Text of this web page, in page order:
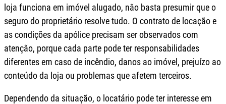
loja funciona em imóvel alugado, não basta presumir que o
seguro do proprietário resolve tudo. O contrato de locação e
as condições da apólice precisam ser observados com
atenção, porque cada parte pode ter responsabilidades
diferentes em caso de incêndio, danos ao imóvel, prejuízo ao
conteúdo da loja ou problemas que afetem terceiros.
Dependendo da situação, o locatário pode ter interesse em